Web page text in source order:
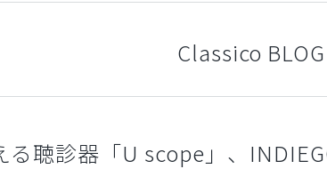
Classico BLOG
る聴診器「U scope」、